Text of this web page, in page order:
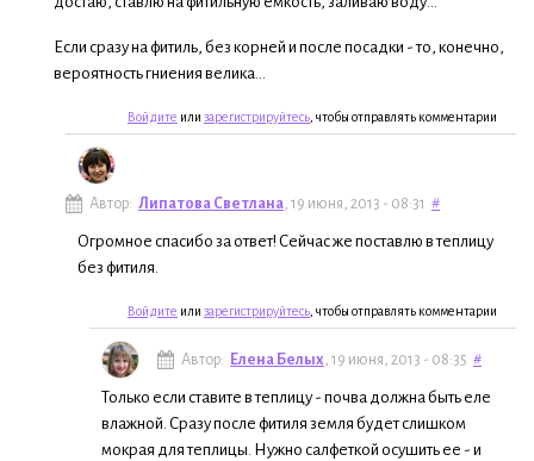
Если сразу на фитиль, без корней и после посадки - то, конечно,
вероятность гниения велика...
Войдите или зарегистрируйтесь , чтобы отправлять комментарии
Автор: Липатова Светлана, 19 июня, 2013 - 08:31 #
Огромное спасибо за ответ! Сейчас же поставлю в теплицу
без фитиля.
Войдите или зарегистрируйтесь , чтобы отправлять комментарии
Автор: Елена Белых, 19 июня, 2013 - 08:35 #
Только если ставите в теплицу - почва должна быть еле
влажной. Сразу после фитиля земля будет слишком
мокрая для теплицы. Нужно салфеткой осушить ее - и